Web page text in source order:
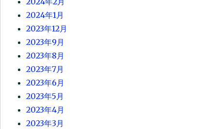
2024年1月
2023年12月
2023年9月
2023年8月
2023年7月
2023年6月
2023年5月
2023年4月
2023年3月